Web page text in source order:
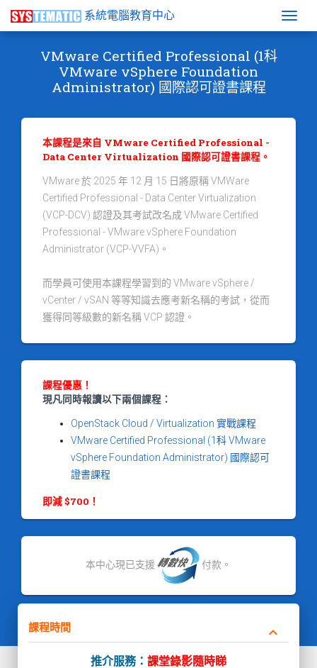
系統電腦教育中心
VMware Certified Professional (1科
VMware vSphere Foundation
Administrator) 國際認可證書課程
本課程是來自 VMware Certified Professional -
Data Center Virtualization 國際認可證書課程。
VMware 於 2025 年 12 月 15 日將原稱 VMWare
Certified Professional - Data Center Virtualization
(VCP-DCV) 認證及其考試改名成 VMware Certified
Professional - VMware vSphere Foundation
Administrator (VCP-VVFA)。
而學員可使用本課程學習到的 VMware vSphere /
vCenter / vSAN 等等知識去應考新名稱的考試，從而
獲得同等級數的新名稱 VCP 認證。
課程優惠！
現凡同時報讀以下兩個課程：
OpenStack Cloud / Virtualization 實戰課程
VMware Certified Professional (1科 VMware
vSphere Foundation Administrator) 國際認可
證書課程
即減 $700！
本中心現已支援 付款。
課程時間 keyboard_arrow_down
推介服務： 課堂錄影隨時睇